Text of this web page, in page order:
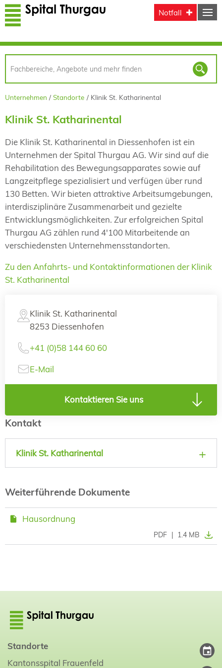
Direkt zum Inhalt
Notfall
Unternehmen Standorte Klinik St. Katharinental
Klinik St. Katharinental
Die Klinik St. Katharinental in Diessenhofen ist ein
Unternehmen der Spital Thurgau AG. Wir sind auf die
Rehabilitation des Bewegungsapparates sowie auf
Langzeitpflege spezialisiert und verfügen über rund
130 Betten. Wir bieten attraktive Arbeitsumgebungen,
interdisziplinäre Zusammenarbeit und gezielte
Entwicklungsmöglichkeiten. Zur erfolgreichen Spital
Thurgau AG zählen rund 4'100 Mitarbeitende an
verschiedensten Unternehmensstandorten.
Zu den Anfahrts- und Kontaktinformationen der Klinik
St. Katharinental
Klinik St. Katharinental
8253 Diessenhofen
+41 (0)58 144 60 60
E-Mail
Kontaktieren Sie uns
Kontakt
Klinik St. Katharinental
Weiterführende Dokumente
Hausordnung
PDF | 1.4 MB
Standorte
Kantonsspital Frauenfeld